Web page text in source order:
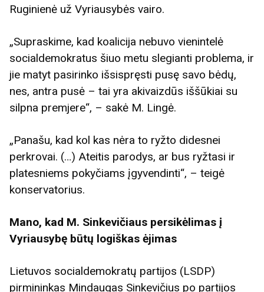
Ruginienė už Vyriausybės vairo.
„Supraskime, kad koalicija nebuvo vienintelė
socialdemokratus šiuo metu slegianti problema, ir
jie matyt pasirinko išsispręsti pusę savo bėdų,
nes, antra pusė – tai yra akivaizdūs iššūkiai su
silpna premjere“, – sakė M. Lingė.
„Panašu, kad kol kas nėra to ryžto didesnei
perkrovai. (…) Ateitis parodys, ar bus ryžtasi ir
platesniems pokyčiams įgyvendinti“, – teigė
konservatorius.
Mano, kad M. Sinkevičiaus persikėlimas į
Vyriausybę būtų logiškas ėjimas
Lietuvos socialdemokratų partijos (LSDP)
pirmininkas Mindaugas Sinkevičius po partijos